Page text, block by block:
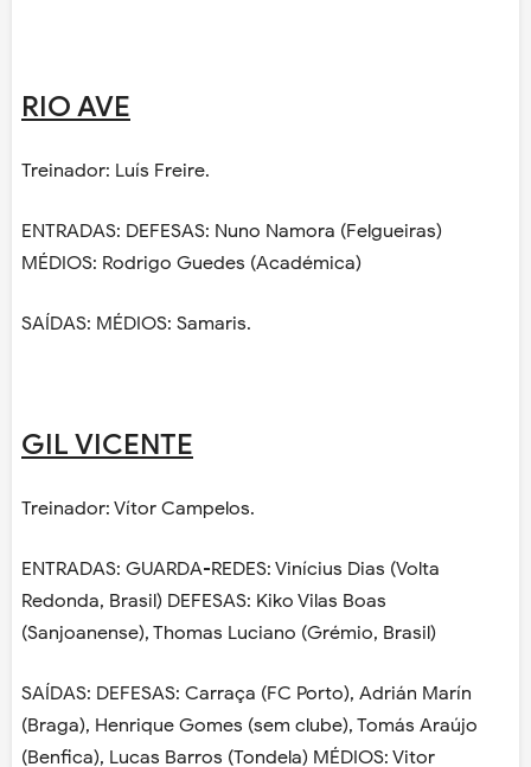
RIO AVE
Treinador: Luís Freire.
ENTRADAS: DEFESAS: Nuno Namora (Felgueiras)
MÉDIOS: Rodrigo Guedes (Académica)
SAÍDAS: MÉDIOS: Samaris.
GIL VICENTE
Treinador: Vítor Campelos.
ENTRADAS: GUARDA-REDES: Vinícius Dias (Volta
Redonda, Brasil) DEFESAS: Kiko Vilas Boas
(Sanjoanense), Thomas Luciano (Grémio, Brasil)
SAÍDAS: DEFESAS: Carraça (FC Porto), Adrián Marín
(Braga), Henrique Gomes (sem clube), Tomás Araújo
(Benfica), Lucas Barros (Tondela) MÉDIOS: Vitor